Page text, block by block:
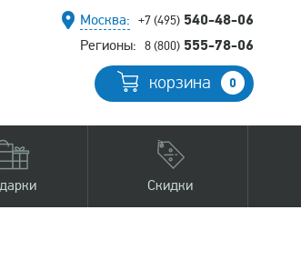
Москва: +7 (495) 540-48-06
Регионы: 8 (800) 555-78-06
корзина 0
Скидки